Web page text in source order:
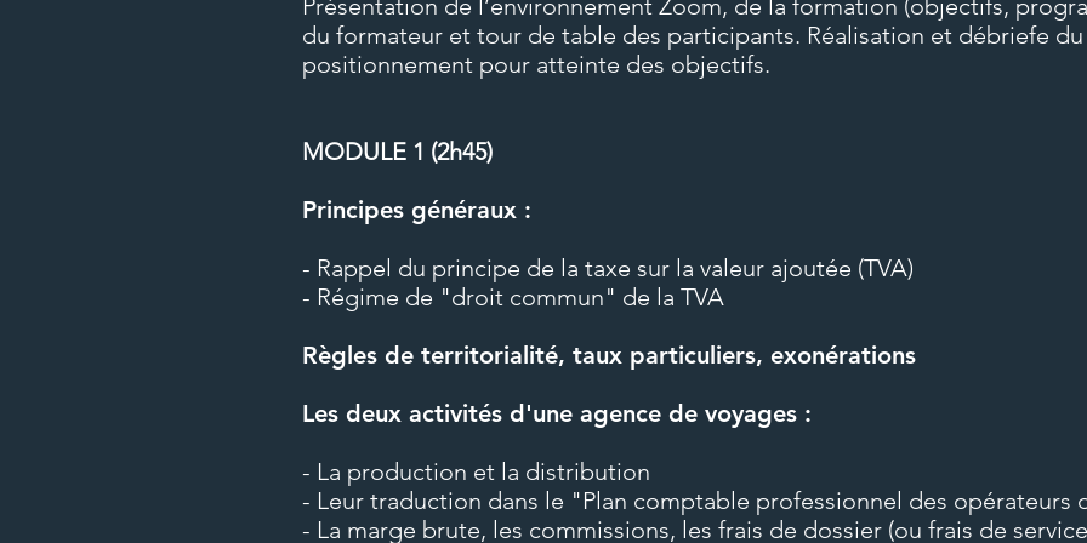
calculer aisément la TVA à décaisser.
personnes handicapées
professionnel » a pour objectif de faciliter l’accès à l’emploi des
personnes en situation de handicap.
d’accéder ou de maintenir l’emploi.
Nous pouvons adapter certaines de nos modalités de formation,
pour cela, nous étudierons ensemble vos besoins.
contact@travelproformations.fr
DATES
répartie en 2 modules
(journée de 7h)
DUREE
Présentation de l’environnement Zoom, de la formation (objectifs,
du formateur et tour de table des participants. Réalisation et débriefe
positionnement pour atteinte des objectifs.
MODULE 1 (2h45)
Principes généraux :
- Rappel du principe de la taxe sur la valeur ajoutée (TVA)
- Régime de "droit commun" de la TVA
Règles de territorialité, taux particuliers, exonérations
Les deux activités d'une agence de voyages :
- La production et la distribution
- Leur traduction dans le "Plan comptable professionnel des opérateurs
- La marge brute, les commissions, les frais de dossier (ou frais de